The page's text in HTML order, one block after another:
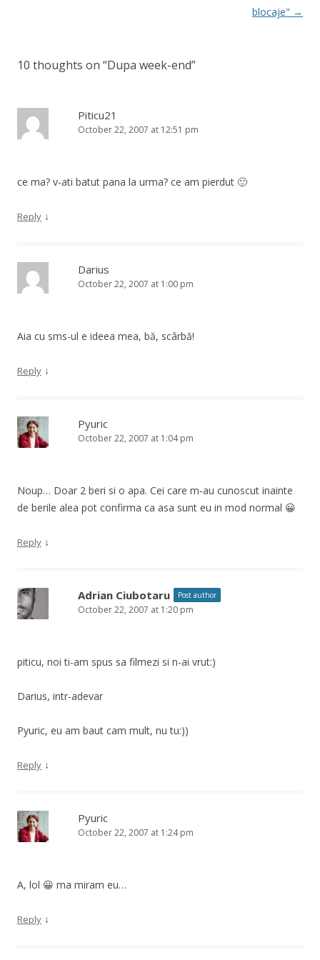
blocaje" →
10 thoughts on “Dupa week-end”
Piticu21
October 22, 2007 at 12:51 pm
ce ma? v-ati batut pana la urma? ce am pierdut 🙂
Reply ↓
Darius
October 22, 2007 at 1:00 pm
Aia cu sms-ul e ideea mea, bă, scârbă!
Reply ↓
Pyuric
October 22, 2007 at 1:04 pm
Noup… Doar 2 beri si o apa. Cei care m-au cunoscut inainte
de berile alea pot confirma ca asa sunt eu in mod normal 😀
Reply ↓
Adrian Ciubotaru Post author
October 22, 2007 at 1:20 pm
piticu, noi ti-am spus sa filmezi si n-ai vrut:)
Darius, intr-adevar
Pyuric, eu am baut cam mult, nu tu:))
Reply ↓
Pyuric
October 22, 2007 at 1:24 pm
A, lol 😀 ma miram eu…
Reply ↓